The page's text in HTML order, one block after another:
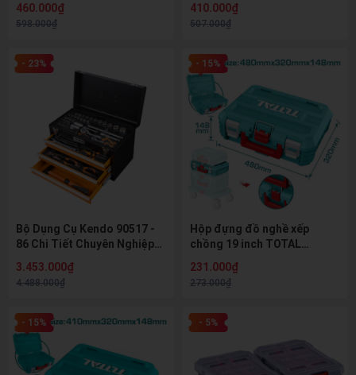
25Kg
460.000₫
598.000₫
Box)
410.000₫
507.000₫
- 23%
Bộ Dụng Cụ Kendo 90517 -
86 Chi Tiết Chuyên Nghiệp
3.453.000₫
4.488.000₫
- 15%
Hộp đựng đồ nghề xếp
chồng 19 inch TOTAL
Khóa nhựa PP
231.000₫
273.000₫
- 15% - 5%